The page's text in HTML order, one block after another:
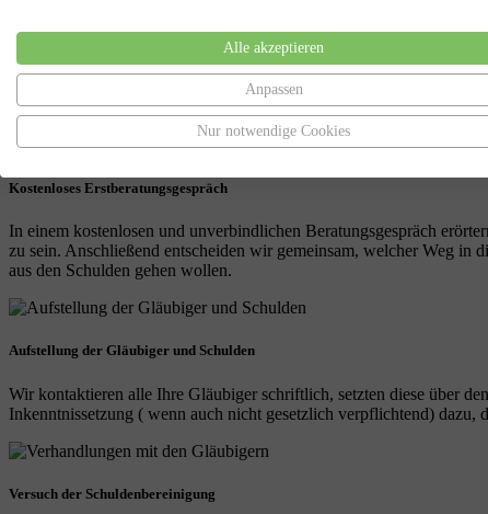
Was die Dauer einer Privatinsolvenz betrifft, so hat der Deutsche
Um mehr über Herrn Reimann und die Möglichkeiten, die er Ihnen
und Möglichkeiten informieren kann. Schon bald können Sie
Kostenloses Erstberatungsgespräch
In einem kostenlosen und unverbindlichen Beratungsgespräch
zu sein. Anschließend entscheiden wir gemeinsam, welcher Weg in
aus den Schulden gehen wollen.
Aufstellung der Gläubiger und Schulden
Wir kontaktieren alle Ihre Gläubiger schriftlich, setzten diese über
Inkenntnissetzung ( wenn auch nicht gesetzlich verpflichtend)
Versuch der Schuldenbereinigung
Alle akzeptieren
Anpassen
Nur notwendige Cookies